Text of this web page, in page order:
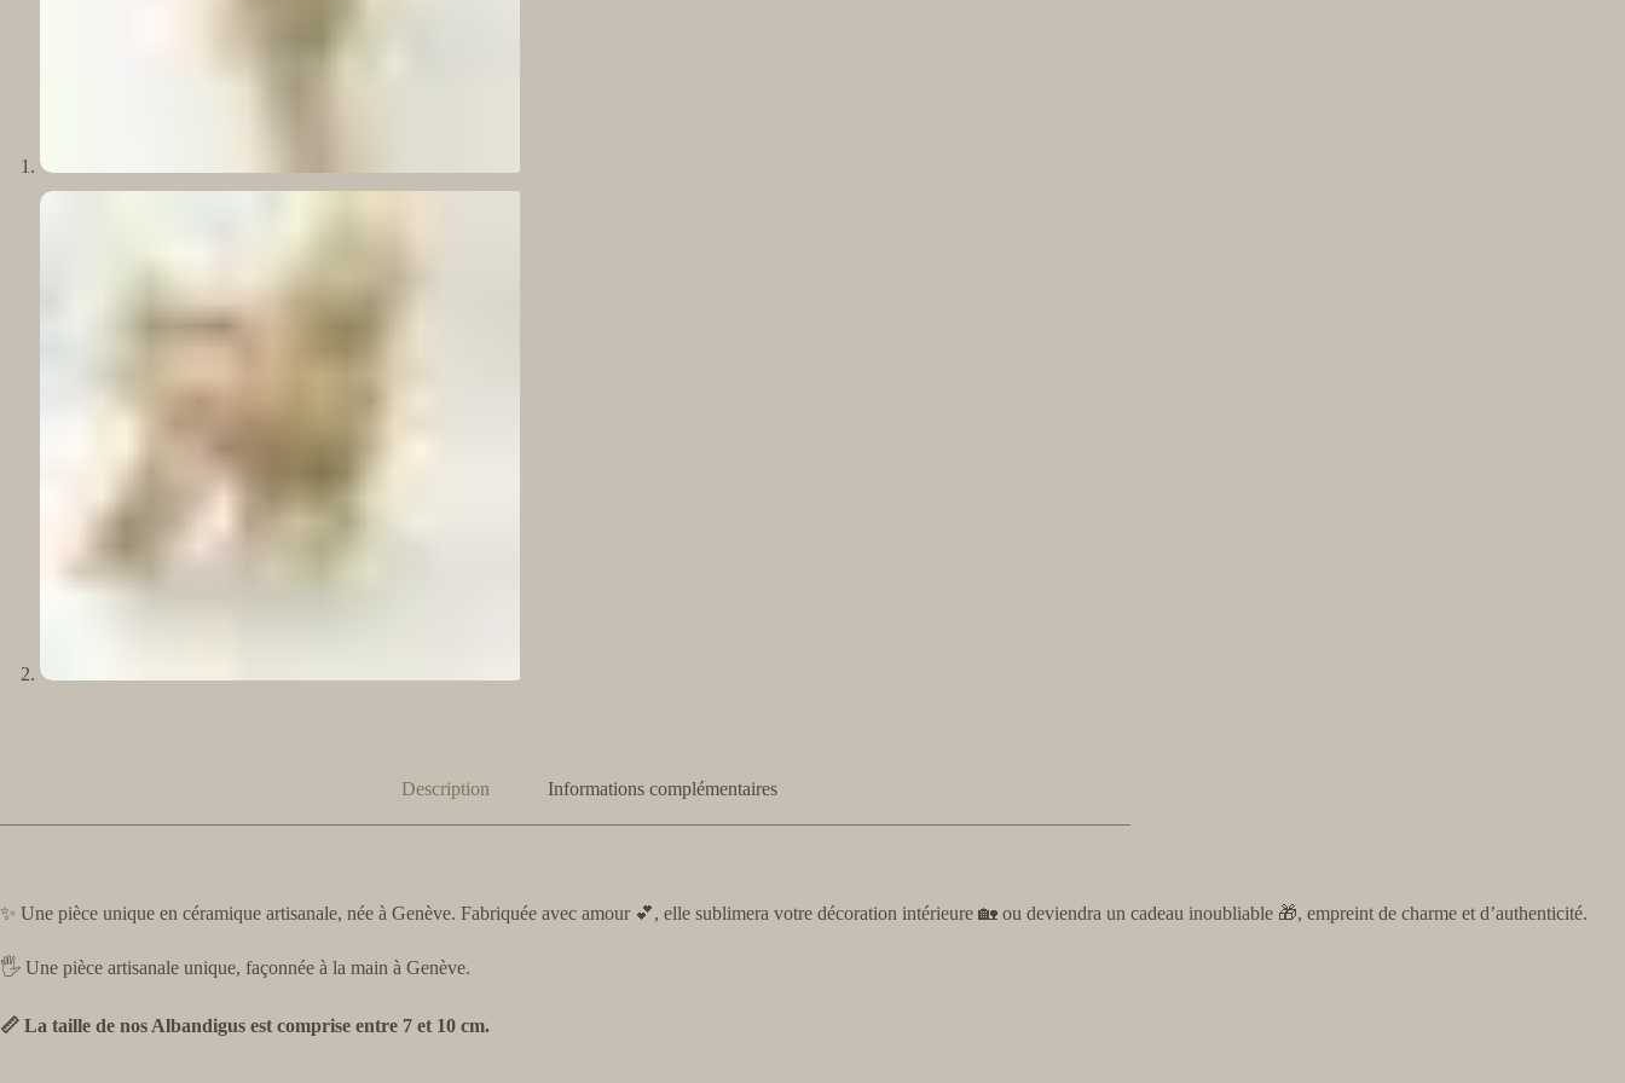
Description Informations complémentaires
✨ Une pièce unique en céramique artisanale, née à Genève. Fabriquée avec amour 💕, elle sublimera votre décoration intérieure 🏡 ou deviendra un cadeau inoubliable 🎁, empreint de charme et d’authenticité.
🖐️ Une pièce artisanale unique, façonnée à la main à Genève.
📏 La taille de nos Albandigus est comprise entre 7 et 10 cm.